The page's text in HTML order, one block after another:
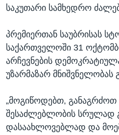
საკუთარი სამხედრო
პრემიერთან საუბრისას
საქართველოში 31
არჩევნების
უზარმაზარ მნიშვნელობას
„მოგიწოდებთ,
შესაძლებლობის სრულად
დასაახლოვებლად და